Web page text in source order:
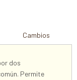
Cambios
dos
Permite